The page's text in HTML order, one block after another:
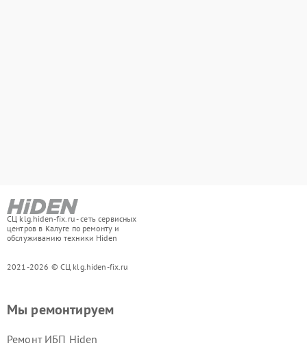
СЦ klg.hiden-fix.ru - сеть сервисных
центров в Калуге по ремонту и
обслуживанию техники Hiden
2021-2026 © СЦ klg.hiden-fix.ru
Мы ремонтируем
Ремонт ИБП Hiden